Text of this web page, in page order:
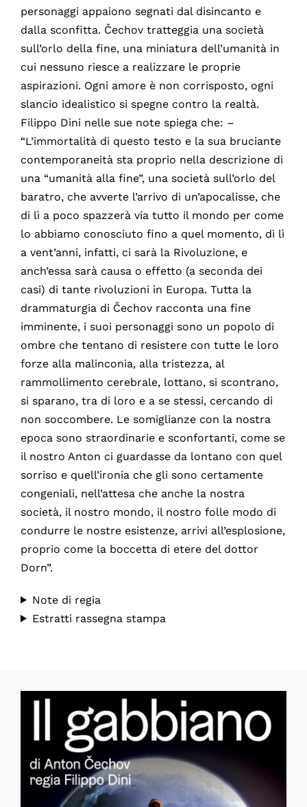
personaggi appaiono segnati dal disincanto e
dalla sconfitta. Čechov tratteggia una società
sull’orlo della fine, una miniatura dell’umanità in
cui nessuno riesce a realizzare le proprie
aspirazioni. Ogni amore è non corrisposto, ogni
slancio idealistico si spegne contro la realtà.
Filippo Dini nelle sue note spiega che: –
“L’immortalità di questo testo e la sua bruciante
contemporaneità sta proprio nella descrizione di
una “umanità alla fine”, una società sull’orlo del
baratro, che avverte l’arrivo di un’apocalisse, che
di lì a poco spazzerà via tutto il mondo per come
lo abbiamo conosciuto fino a quel momento, di lì
a vent’anni, infatti, ci sarà la Rivoluzione, e
anch’essa sarà causa o effetto (a seconda dei
casi) di tante rivoluzioni in Europa. Tutta la
drammaturgia di Čechov racconta una fine
imminente, i suoi personaggi sono un popolo di
ombre che tentano di resistere con tutte le loro
forze alla malinconia, alla tristezza, al
rammollimento cerebrale, lottano, si scontrano,
si sparano, tra di loro e a se stessi, cercando di
non soccombere. Le somiglianze con la nostra
epoca sono straordinarie e sconfortanti, come se
il nostro Anton ci guardasse da lontano con quel
sorriso e quell’ironia che gli sono certamente
congeniali, nell’attesa che anche la nostra
società, il nostro mondo, il nostro folle modo di
condurre le nostre esistenze, arrivi all’esplosione,
proprio come la boccetta di etere del dottor
Dorn”.
Note di regia
Estratti rassegna stampa